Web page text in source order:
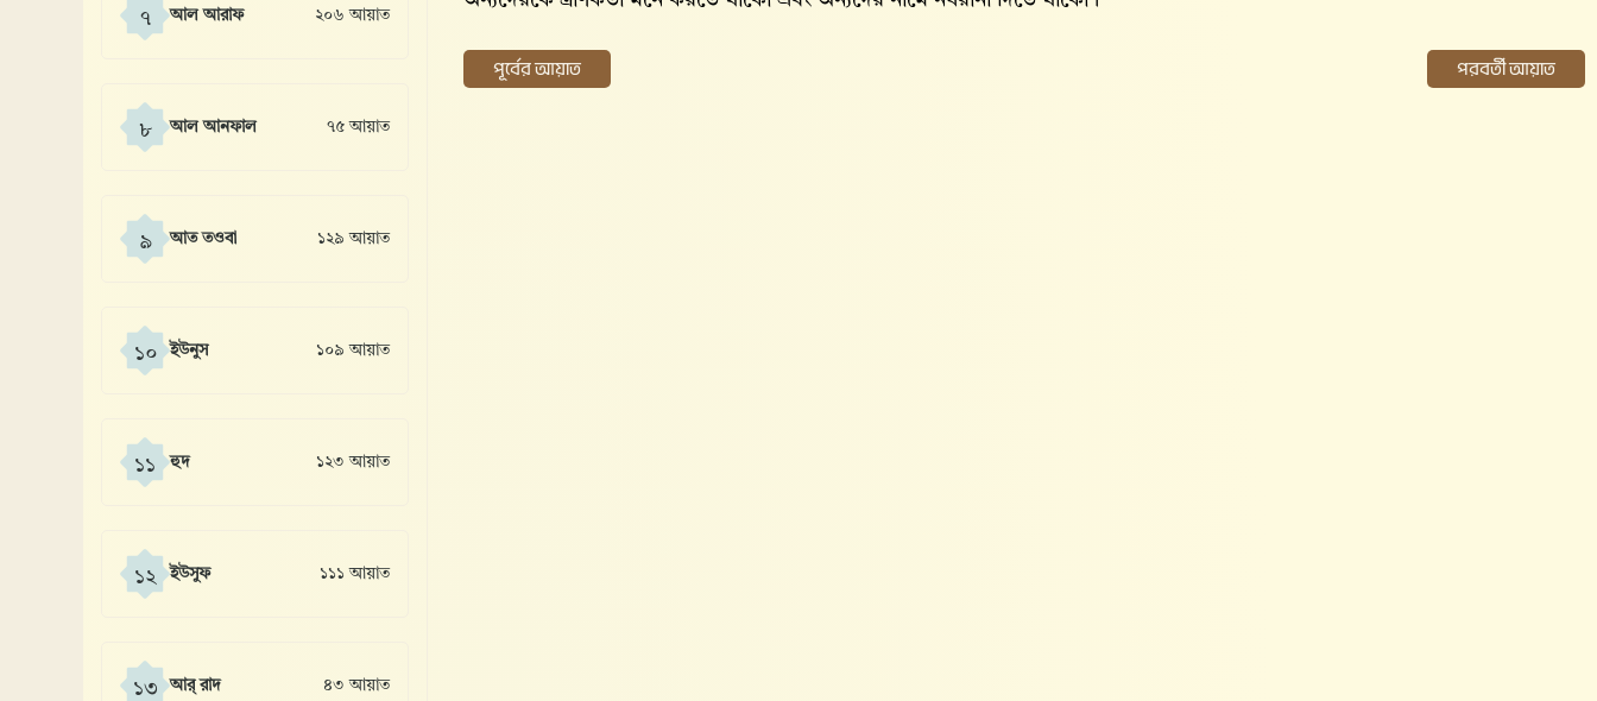
৭ আল আরাফ ২০৬ আয়াত
৮ আল আনফাল ৭৫ আয়াত
৯ আত তওবা ১২৯ আয়াত
১০ ইউনুস ১০৯ আয়াত
১১ হুদ ১২৩ আয়াত
১২ ইউসুফ ১১১ আয়াত
১৩ আর্ রাদ ৪৩ আয়াত
পূর্বের আয়াত পরবর্তী আয়াত